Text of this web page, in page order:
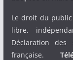
Le droit du
libre,
Déclaration
française.